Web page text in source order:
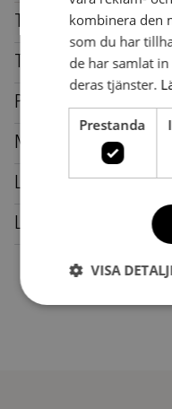
Plast
Metall
Laminat
Läder
kombinera den
som du har
de har samlat
deras tjänster.
Prestanda
VISA